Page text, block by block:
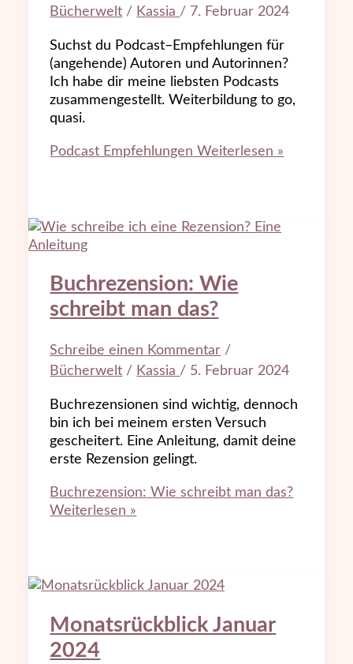
Bücherwelt / Kassia / 7. Februar 2024
Suchst du Podcast–Empfehlungen für
(angehende) Autoren und Autorinnen?
Ich habe dir meine liebsten Podcasts
zusammengestellt. Weiterbildung to go,
quasi.
Podcast Empfehlungen Weiterlesen »
Buchrezension: Wie
schreibt man das?
Schreibe einen Kommentar /
Bücherwelt / Kassia / 5. Februar 2024
Buchrezensionen sind wichtig, dennoch
bin ich bei meinem ersten Versuch
gescheitert. Eine Anleitung, damit deine
erste Rezension gelingt.
Buchrezension: Wie schreibt man das?
Weiterlesen »
Monatsrückblick Januar
2024